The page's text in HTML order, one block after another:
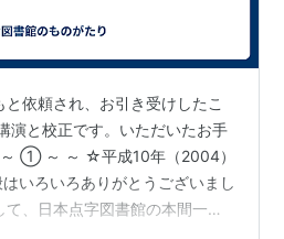
依頼され、お引き受けしたこ
演と校正です。いただいたお手
～ ① ～ ～ ☆平成10年（2004）
いろいろありがとうございまし
、日本点字図書館の本間一夫